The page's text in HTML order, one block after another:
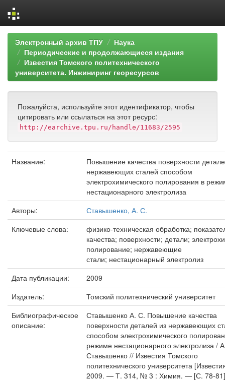
Skip
navigation
Электронный архив ТПУ
Наука
Периодические и продолжающиеся издания
Известия Томского политехнического
университета. Инжиниринг георесурсов
Пожалуйста, используйте этот идентификатор, чтобы
цитировать или ссылаться на этот ресурс:
http://earchive.tpu.ru/handle/11683/2595
Название:
Повышение качества поверхности
нержавеющих сталей способом
электрохимического полирования в
нестационарного электролиза
Авторы:
Ставышенко, А. С.
Ключевые слова:
физико-техническая обработка;
качества; поверхности; детали;
полирование; нержавеющие
стали; нестационарный электролиз
Дата публикации:
2009
Издатель:
Томский политехнический университет
Библиографическое
описание:
Ставышенко А. С. Повышение качества
поверхности деталей из нержавеющих
способом электрохимического
режиме нестационарного электролиза /
Ставышенко // Известия Томского
политехнического университета
2009. — Т. 314, № 3 : Химия. — [С. 78-